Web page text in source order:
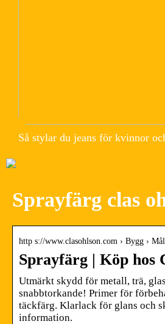
Så stylar du jeans för kvinnor
Sprayfärg clas
http s://www.clasohlson.com › Bygg ›
Sprayfärg | Köp hos
Utmärkt skydd för metall, trä,
snabbtorkande! Primer för
täckfärg. Klarlack för glans och
information.